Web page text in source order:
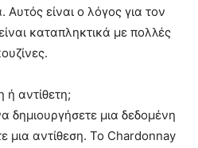
είναι ο λόγος για τον
καταπληκτικά με πολλές
ή αντίθετη;
δημιουργήσετε μια δεδομένη
μια αντίθεση. Το Chardonnay